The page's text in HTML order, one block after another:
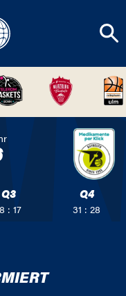
Q3
: 17
Q4
31 : 28